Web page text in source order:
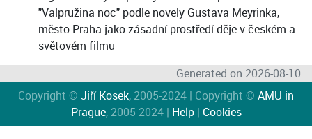
"Valpružina noc" podle novely Gustava Meyrinka,
město Praha jako zásadní prostředí děje v českém a
světovém filmu
Generated on 2026-08-10
Copyright © Jiří Kosek, 2005-2024 | Copyright © AMU in
Prague, 2005-2024 | Help| Cookies